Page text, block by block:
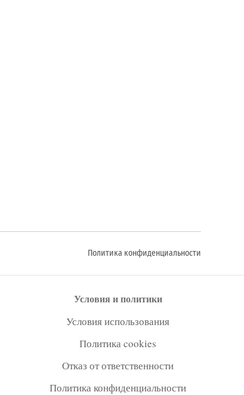
Политика конфиденциальности
Условия и политики
Условия использования
Политика cookies
Отказ от ответственности
Политика конфиденциальности